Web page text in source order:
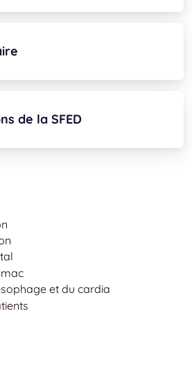
de la SFED
et du cardia